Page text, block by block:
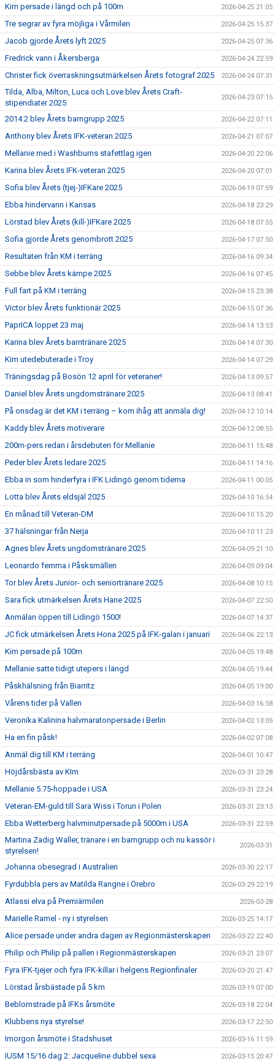
Kim persade i längd och på 100m 2026-04-25 21:05
Tre segrar av fyra möjliga i Vårmilen 2026-04-25 15:37
Jacob gjorde Årets lyft 2025 2026-04-25 07:36
Fredrick vann i Åkersberga 2026-04-24 22:59
Christer fick överraskningsutmärkelsen Årets fotograf 2025 2026-04-24 07:31
Tilda, Alba, Milton, Luca och Love blev Årets Craft-
stipendiater 2025
2026-04-23 07:15
2014:2 blev Årets barngrupp 2025 2026-04-22 07:11
Anthony blev Årets IFK-veteran 2025 2026-04-21 07:07
Mellanie med i Washburns stafettlag igen 2026-04-20 22:06
Karina blev Årets IFK-veteran 2025 2026-04-20 07:01
Sofia blev Årets (tjej-)IFKare 2025 2026-04-19 07:59
Ebba hindervann i Kansas 2026-04-18 23:29
Lörstad blev Årets (kill-)IFKare 2025 2026-04-18 07:55
Sofia gjorde Årets genombrott 2025 2026-04-17 07:50
Resultaten från KM i terräng 2026-04-16 09:34
Sebbe blev Årets kämpe 2025 2026-04-16 07:45
Full fart på KM i terräng 2026-04-15 23:38
Victor blev Årets funktionär 2025 2026-04-15 07:36
PaprICA loppet 23 maj 2026-04-14 13:53
Karina blev Årets barntränare 2025 2026-04-14 07:30
Kim utedebuterade i Troy 2026-04-14 07:29
Träningsdag på Bosön 12 april för veteraner! 2026-04-13 09:57
Daniel blev Årets ungdomstränare 2025 2026-04-13 08:41
På onsdag är det KM i terräng – kom ihåg att anmäla dig! 2026-04-12 10:14
Kaddy blev Årets motiverare 2026-04-12 08:55
200m-pers redan i årsdebuten för Mellanie 2026-04-11 15:48
Peder blev Årets ledare 2025 2026-04-11 14:16
Ebba in som hinderfyra i IFK Lidingö genom tiderna 2026-04-11 00:05
Lotta blev Årets eldsjäl 2025 2026-04-10 16:54
En månad till Veteran-DM 2026-04-10 15:20
37 hälsningar från Nerja 2026-04-10 11:23
Agnes blev Årets ungdomstränare 2025 2026-04-09 21:10
Leonardo femma i Påsksmällen 2026-04-09 09:04
Tor blev Årets Junior- och seniortränare 2025 2026-04-08 10:15
Sara fick utmärkelsen Årets Hane 2025 2026-04-07 22:50
Anmälan öppen till Lidingö 1500! 2026-04-07 14:37
JC fick utmärkelsen Årets Hona 2025 på IFK-galan i januari 2026-04-06 22:13
Kim persade på 100m 2026-04-05 19:48
Mellanie satte tidigt utepers i längd 2026-04-05 19:44
Påskhälsning från Biarritz 2026-04-05 19:00
Vårens tider på Vallen 2026-04-03 16:58
Veronika Kalinina halvmaratonpersade i Berlin 2026-04-02 13:05
Ha en fin påsk! 2026-04-02 07:08
Anmäl dig till KM i terräng 2026-04-01 10:47
Höjdårsbästa av KIm 2026-03-31 23:28
Mellanie 5.75-hoppade i USA 2026-03-31 23:24
Veteran-EM-guld till Sara Wiss i Torun i Polen 2026-03-31 23:13
Ebba Wetterberg halvminutpersade på 5000m i USA 2026-03-31 22:59
Martina Zadig Waller, tränare i en barngrupp och nu kassör i
styrelsen!
2026-03-31
Johanna obesegrad i Australien 2026-03-30 22:17
Fyrdubbla pers av Matilda Rangne i Örebro 2026-03-29 22:19
Atlassi elva på Premiärmilen 2026-03-28
Marielle Ramel - ny i styrelsen 2026-03-25 14:17
Alice persade under andra dagen av Regionmästerskapen 2026-03-22 22:40
Philip och Philip på pallen i Regionmästerskapen 2026-03-21 23:07
Fyra IFK-tjejer och fyra IFK-killar i helgens Regionfinaler 2026-03-20 21:47
Lörstad årsbästade på 5 km 2026-03-19 07:00
Beblomstrade på IFKs årsmöte 2026-03-18 22:04
Klubbens nya styrelse! 2026-03-17 22:50
Imorgon årsmöte i Stadshuset 2026-03-16 11:59
IUSM 15/16 dag 2: Jacqueline dubbel sexa 2026-03-15 20:47